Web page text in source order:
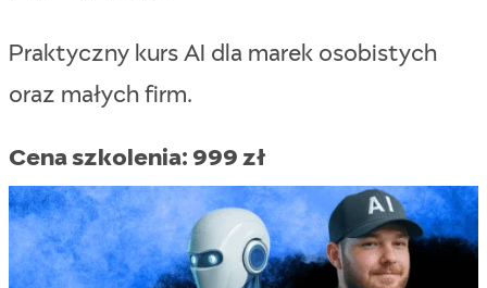
Praktyczny kurs AI dla marek osobistych
oraz małych firm.
Cena szkolenia: 999 zł